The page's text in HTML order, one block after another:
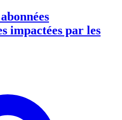
impactées par les